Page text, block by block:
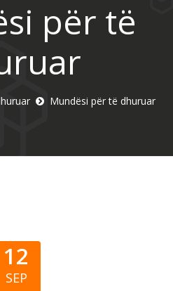
për të
Mundësi për të dhuruar
12
SEP